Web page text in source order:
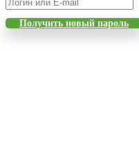
Получить новый пароль